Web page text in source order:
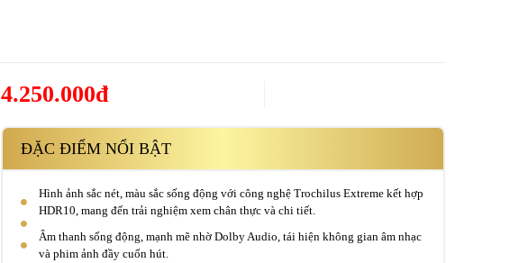
4.250.000đ
ĐẶC ĐIỂM NỔI BẬT
Hình ảnh sắc nét, màu sắc sống động với công nghệ Trochilus Extreme kết hợp
HDR10, mang đến trải nghiệm xem chân thực và chi tiết.
Âm thanh sống động, mạnh mẽ nhờ Dolby Audio, tái hiện không gian âm nhạc
và phim ảnh đầy cuốn hút.